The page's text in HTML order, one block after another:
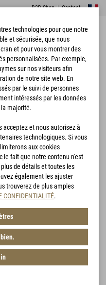
B2B Shop|Contact
Tactical & Survival
technologies pour que notre
et sécurisée, que nous
et pour vous montrer des
personnalisées. Par exemple,
sur nos visiteurs afin
de notre site web. En
par le suivi de personnes
intéressés par les données
majorité.
acceptez et nous autorisez à
technologiques. Si vous
aux cookies
le fait que notre contenu n'est
de détails et toutes les
également les ajuster
trouverez de plus amples
CONFIDENTIALITÉ.